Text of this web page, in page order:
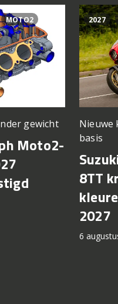
MOTO2
gewicht
Moto2-
2027
Nieuwe
basis
8TT
2027
6